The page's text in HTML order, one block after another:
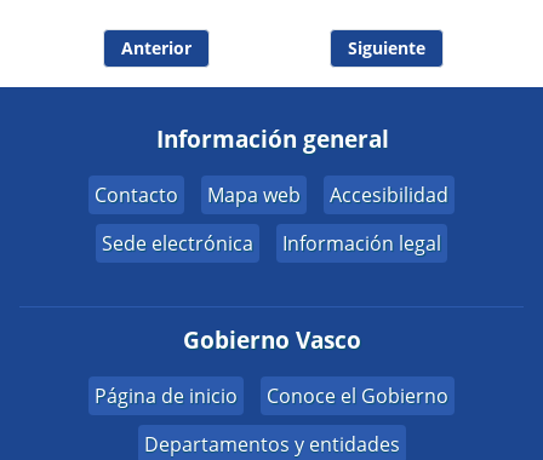
Anterior Siguiente
Información general
Contacto Mapa web
Accesibilidad
Sede electrónica
Información legal
Gobierno Vasco
Página de inicio
Conoce el Gobierno
Departamentos y entidades